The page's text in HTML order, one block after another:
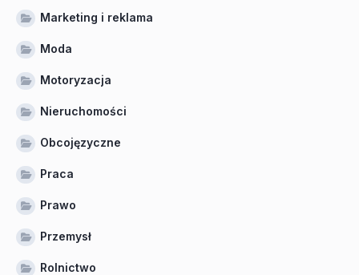
Marketing i reklama
Moda
Motoryzacja
Nieruchomości
Obcojęzyczne
Praca
Prawo
Przemysł
Rolnictwo